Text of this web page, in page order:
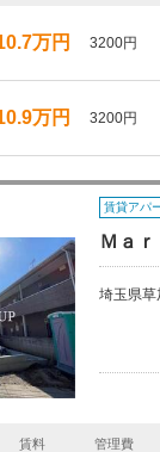
万円 3200円
万円 3200円
賃貸アパ
Ｍａ
埼玉県草
賃料 管理費